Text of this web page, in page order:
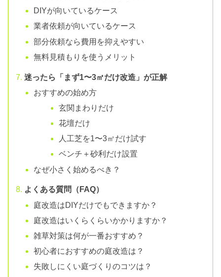
DIYが向いているケース
業者依頼が向いているケース
部分依頼なら費用を抑えやすい
無料見積もりを使うメリット
迷ったら「まず1〜3㎡だけ改造」が正解
おすすめの始め方
玄関まわりだけ
花壇だけ
人工芝を1〜3㎡だけ試す
ベンチ＋砂利だけ設置
なぜ小さく始めるべき？
よくある質問（FAQ）
庭改造はDIYだけでもできますか？
庭改造はいくらくらいかかりますか？
雑草対策は何が一番おすすめ？
初心者におすすめの庭改造は？
失敗しにくい庭づくりのコツは？